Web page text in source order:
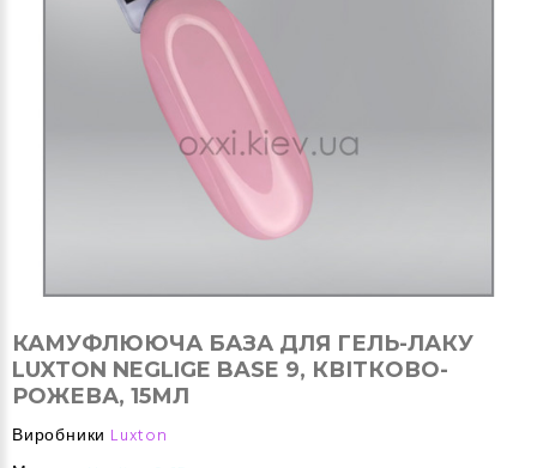
КАМУФЛЮЮЧА БАЗА ДЛЯ ГЕЛЬ-ЛАКУ
LUXTON NEGLIGE BASE 9, КВІТКОВО-
РОЖЕВА, 15МЛ
Виробники Luxton